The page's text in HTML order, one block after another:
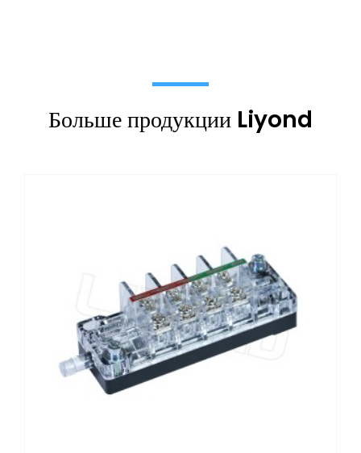
Больше продукции Liyond